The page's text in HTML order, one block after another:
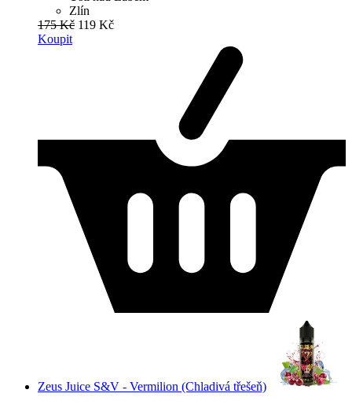
Zlín
175 Kč 119 Kč
Koupit
Zeus Juice S&V - Vermilion (Chladivá třešeň)